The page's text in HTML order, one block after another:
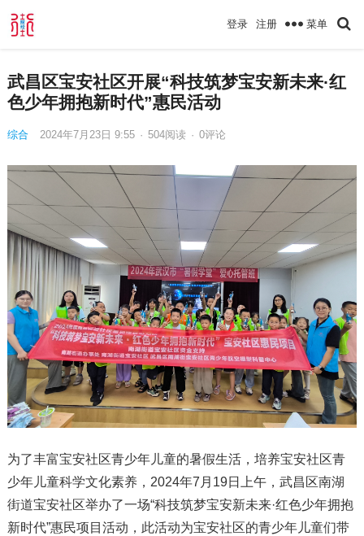
登录 注册 菜单
武昌区宝安社区开展“科技筑梦宝安新未来·红
色少年拥抱新时代”惠民活动
综合 2024年7月23日 9:55 · 504阅读 · 0评论
为了丰富宝安社区青少年儿童的暑假生活，培养宝安社区青
少年儿童科学文化素养，2024年7月19日上午，武昌区南湖
街道宝安社区举办了一场“科技筑梦宝安新未来·红色少年拥抱
新时代”惠民项目活动，此活动为宝安社区的青少年儿童们带